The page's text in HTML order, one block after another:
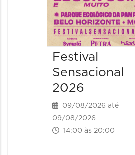
Festival
Sensacional
2026
09/08/2026 até
09/08/2026
14:00 às 20:00